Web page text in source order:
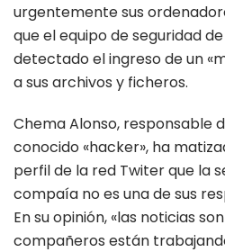
urgentemente sus
que el equipo de seguridad
detectado el ingreso de un
a sus archivos y ficheros.
Chema Alonso, responsable
conocido «hacker», ha
perfil de la red Twiter que la
compaía no es una de sus
En su opinión, «las noticias
compañeros están